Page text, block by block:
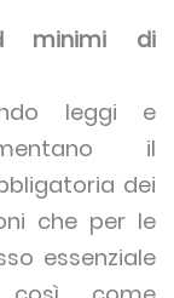
minimi di
leggi e
il
dei
che per le
essenziale